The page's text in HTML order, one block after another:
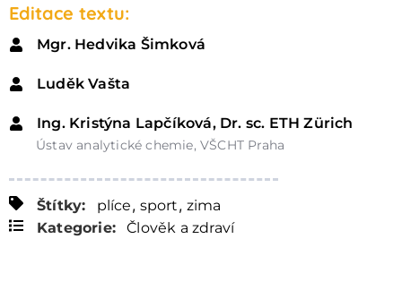
Editace textu:
Mgr. Hedvika Šimková
Luděk Vašta
Ing. Kristýna Lapčíková, Dr. sc. ETH Zürich
Ústav analytické chemie, VŠCHT Praha
Štítky: plíce, sport, zima
Kategorie:
Člověk a zdraví